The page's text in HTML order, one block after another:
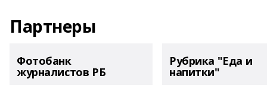
Партнеры
Фотобанк
журналистов РБ
Рубрика "Еда и
напитки"